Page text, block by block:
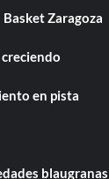
Zaragoza
en pista
blaugranas